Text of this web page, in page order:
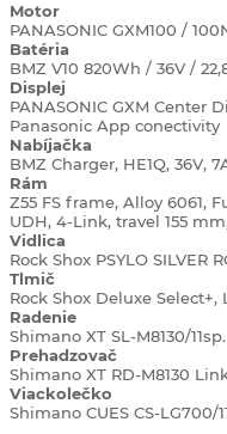
Motor
PANASONIC GXM100 /
Batéria
BMZ V10 820Wh / 36V /
Displej
PANASONIC GXM Center
Panasonic App conectivity
Nabíjačka
BMZ Charger, HE1Q, 36V,
Rám
Z55 FS frame, Alloy 6061,
UDH, 4-Link, travel 155 mm,
Vidlica
Rock Shox PSYLO SILVER
Tlmič
Rock Shox Deluxe Select+,
Radenie
Shimano XT SL-M8130/11sp.
Prehadzovač
Shimano XT RD-M8130
Viackolečko
Shimano CUES CS-LG700/